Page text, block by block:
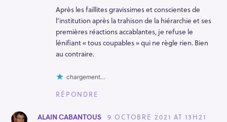
Après les faillites gravissimes et conscientes de
l’institution après la trahison de la hiérarchie et ses
premières réactions accablantes, je refuse le
lénifiant « tous coupables » qui ne règle rien. Bien
au contraire.
chargement…
RÉPONDRE
ALAIN CABANTOUS
9 OCTOBRE 2021 AT 13H21